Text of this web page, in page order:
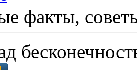
факты,